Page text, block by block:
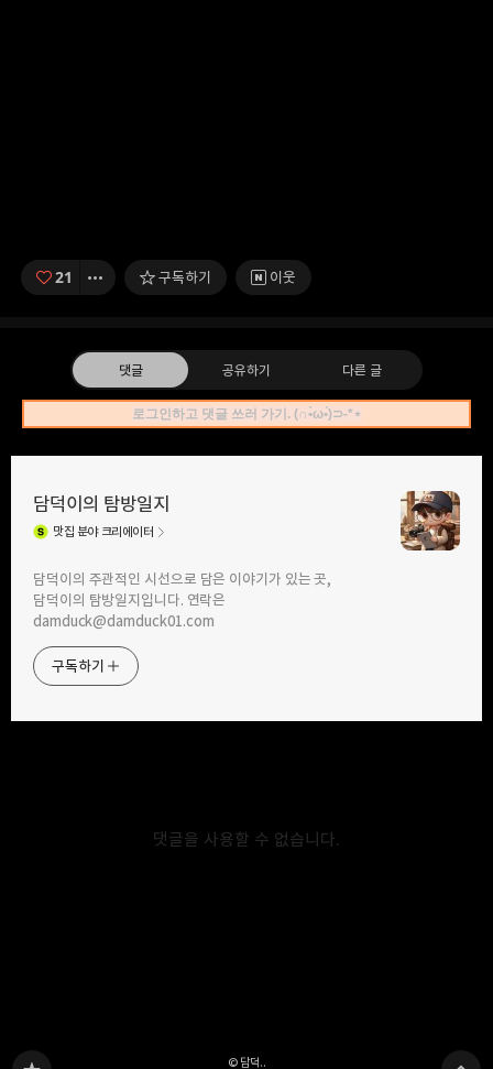
21 구독하기 이웃
댓글 공유하기 다른 글
로그인하고 댓글 쓰러 가기. (∩•̀ω•́)⊃-*⋆
담덕이의 탐방일지
맛집 분야 크리에이터
담덕이의 주관적인 시선으로 담은 이야기가 있는 곳,
담덕이의 탐방일지입니다. 연락은
damduck@damduck01.com
구독하기
댓글을 사용할 수 없습니다.
트위터
카카오스토리
맥북도 윈도우 노트북도 잘 어울리고
스탠드 기능까지 갖춘 노트북 슬리프
케이스 이거 괜찮은데요.
2025.11.21
© 담덕..